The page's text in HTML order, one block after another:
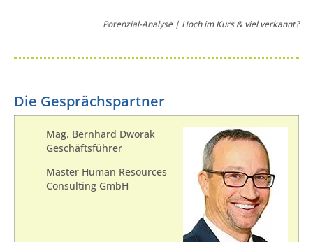
Potenzial-Analyse | Hoch im Kurs & viel verkannt?
Die Gesprächspartner
Mag. Bernhard Dworak
Geschäftsführer
Master Human Resources
Consulting GmbH